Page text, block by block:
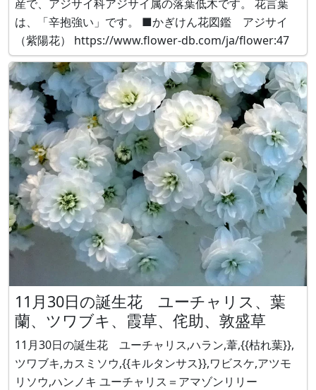
産で、アジサイ科アジサイ属の落葉低木です。 花言葉
は、「辛抱強い」です。 ■かぎけん花図鑑 アジサイ
（紫陽花） https://www.flower-db.com/ja/flower:47
11月30日の誕生花 ユーチャリス、葉
蘭、ツワブキ、霞草、侘助、敦盛草
11月30日の誕生花 ユーチャリス,ハラン,葦,{{枯れ葉}},
ツワブキ,カスミソウ,{{キルタンサス}},ワビスケ,アツモ
リソウ,ハンノキ ユーチャリス＝アマゾンリリー